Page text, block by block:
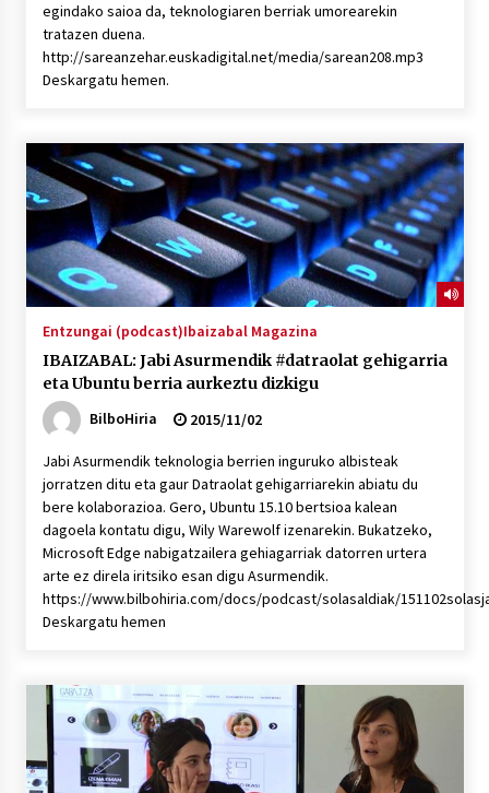
egindako saioa da, teknologiaren berriak umorearekin
tratazen duena.
http://sareanzehar.euskadigital.net/media/sarean208.mp3
Deskargatu hemen.
Entzungai (podcast)Ibaizabal Magazina
IBAIZABAL: Jabi Asurmendik #datraolat gehigarria
eta Ubuntu berria aurkeztu dizkigu
BilboHiria
2015/11/02
Jabi Asurmendik teknologia berrien inguruko albisteak
jorratzen ditu eta gaur Datraolat gehigarriarekin abiatu du
bere kolaborazioa. Gero, Ubuntu 15.10 bertsioa kalean
dagoela kontatu digu, Wily Warewolf izenarekin. Bukatzeko,
Microsoft Edge nabigatzailera gehiagarriak datorren urtera
arte ez direla iritsiko esan digu Asurmendik.
https://www.bilbohiria.com/docs/podcast/solasaldiak/
Deskargatu hemen